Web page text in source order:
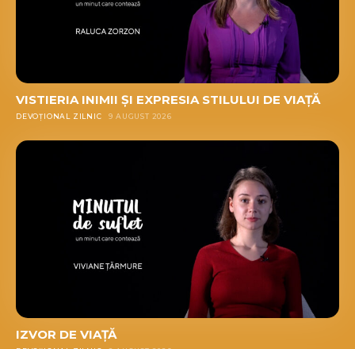
VISTIERIA INIMII ȘI EXPRESIA STILULUI DE VIAȚĂ
DEVOȚIONAL ZILNIC 9 AUGUST 2026
IZVOR DE VIAȚĂ